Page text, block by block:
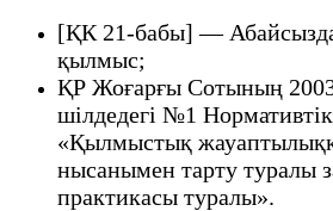
[ҚК 21-бабы] —
қылмыс;
ҚР Жоғарғы Сотының
шілдедегі №1
«Қылмыстық
нысанымен тарту туралы
практикасы туралы».